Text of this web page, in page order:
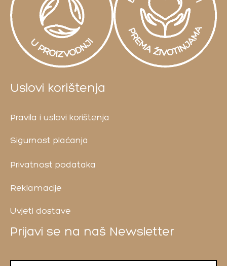
Uslovi korištenja
Pravila i uslovi korištenja
Sigurnost plaćanja
Privatnost podataka
Reklamacije
Uvjeti dostave
Prijavi se na naš Newsletter